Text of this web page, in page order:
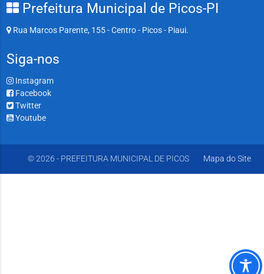
Prefeitura Municipal de Picos-PI
Rua Marcos Parente, 155 - Centro - Picos - Piaui.
Siga-nos
Instagram
Facebook
Twitter
Youtube
© 2026 - PREFEITURA MUNICIPAL DE PICOS Mapa do Site